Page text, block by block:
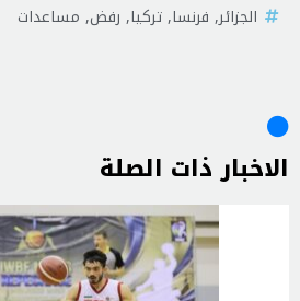
الجزائر, فرنسا,تركيا, رفض, مساعدات
الاخبار ذات الصلة